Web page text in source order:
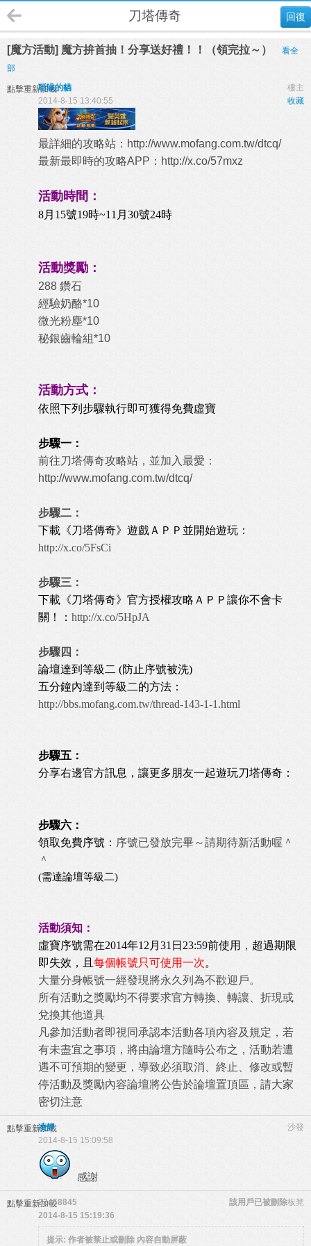
回復
刀塔傳奇
[魔方活動] 魔方拚首抽！分享送好禮！！（領完拉～）
看全
部
點擊重新加載 樓主
聒噪的貓
收藏
2014-8-15 13:40:55
最詳細的攻略站： http://www.mofang.com.tw/dtcq/
最新最即時的攻略APP： http://x.co/57mxz
活動時間：
8月15號19時~11月30號24時
活動獎勵：
288 鑽石
經驗奶酪*10
微光粉塵*10
秘銀齒輪組*10
活動方式：
依照下列步驟執行即可獲得免費虛寶
步驟一：
前往刀塔傳奇攻略站，並加入最愛：
http://www.mofang.com.tw/dtcq/
步驟二：
下載《刀塔傳奇》遊戲ＡＰＰ並開始遊玩：
http://x.co/5FsCi
步驟三：
下載《刀塔傳奇》官方授權攻略ＡＰＰ讓你不會卡
關！： http://x.co/5HpJA
步驟四：
論壇達到等級二 (防止序號被洗)
五分鐘內達到等級二的方法：
http://bbs.mofang.com.tw/thread-143-1-1.html
步驟五：
分享右邊官方訊息，讓更多朋友一起遊玩刀塔傳奇：
步驟六：
領取免費序號： 序號已發放完畢～請期待新活動喔＾
＾
(需達論壇等級二)
活動須知：
虛寶序號需在2014年12月31日23:59前使用，超過期限
即失效，且 每個帳號只可使用一次。
大量分身帳號一經發現將永久列為不歡迎戶。
所有活動之獎勵均不得要求官方轉換、轉讓、折現或
兌換其他道具
凡參加活動者即視同承認本活動各項內容及規定，若
有未盡宜之事項，將由論壇方隨時公布之，活動若遭
遇不可預期的變更，導致必須取消、終止、修改或暫
停活動及獎勵內容論壇將公告於論壇置頂區，請大家
密切注意
點擊重新加載 沙發
凌靜
2014-8-15 15:09:58
感謝
點擊重新加載 板凳
22458845
該用戶已被刪除
2014-8-15 15:19:36
提示: 作者被禁止或刪除 內容自動屏蔽